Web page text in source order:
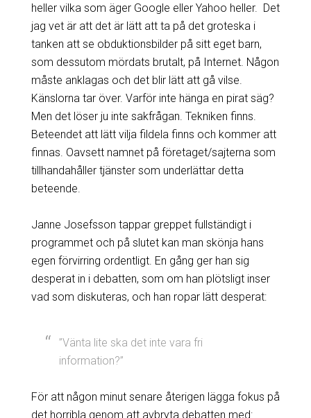
heller vilka som äger Google eller Yahoo heller. Det
jag vet är att det är lätt att ta på det groteska i
tanken att se obduktionsbilder på sitt eget barn,
som dessutom mördats brutalt, på Internet. Någon
måste anklagas och det blir lätt att gå vilse.
Känslorna tar över. Varför inte hänga en pirat säg?
Men det löser ju inte sakfrågan. Tekniken finns.
Beteendet att lätt vilja fildela finns och kommer att
finnas. Oavsett namnet på företaget/sajterna som
tillhandahåller tjänster som underlättar detta
beteende.
Janne Josefsson tappar greppet fullständigt i
programmet och på slutet kan man skönja hans
egen förvirring ordentligt. En gång ger han sig
desperat in i debatten, som om han plötsligt inser
vad som diskuteras, och han ropar lätt desperat:
”Vänta lite ska det inte vara fri
information?”
För att någon minut senare återigen lägga fokus på
det horribla genom att avbryta debatten med: